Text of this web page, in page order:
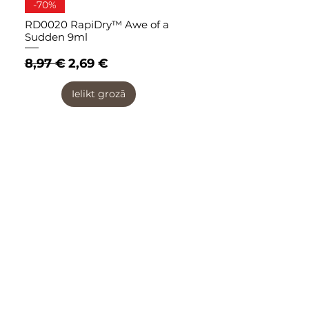
-70%
RD0020 RapiDry™ Awe of a
Sudden 9ml
Regular Price
8,97 € Sale Price
2,69 €
Ielikt grozā